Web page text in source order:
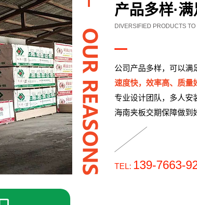
行业沉淀·
INDUSTRY PRECIPITATION
针对不同客户需求,量身
全自动化生产流程，确
海南装饰材料从原料的
一套完善的标准及管理
TEL: 139-7663-